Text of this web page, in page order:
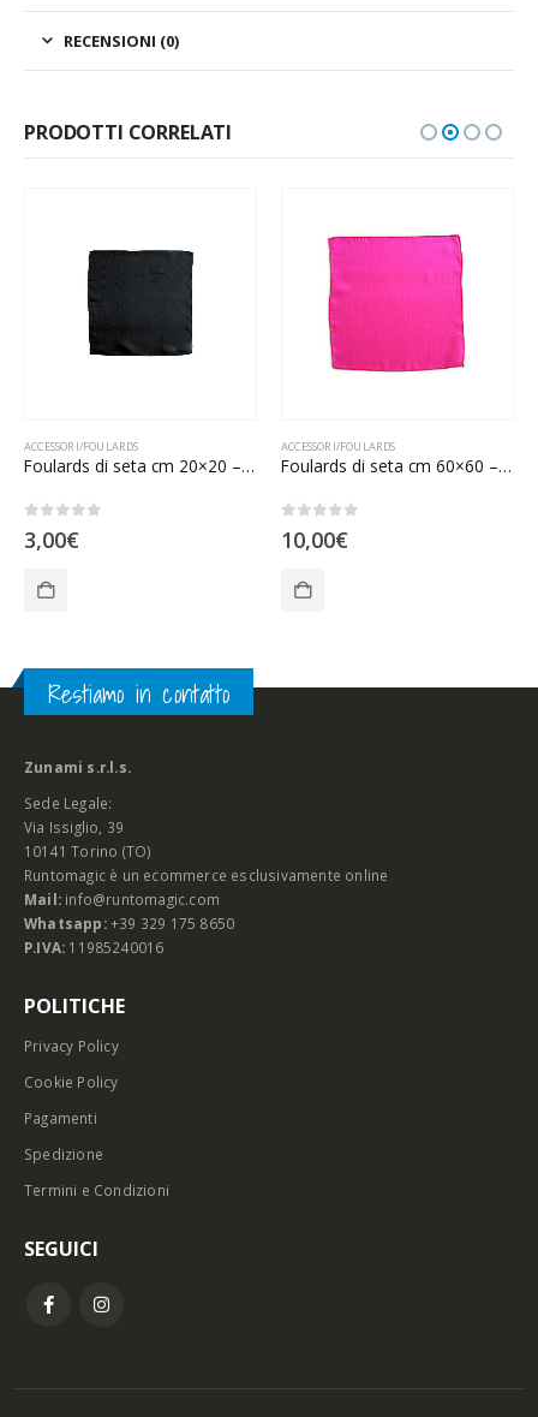
RECENSIONI (0)
PRODOTTI CORRELATI
ACCESSORI/FOULARDS
Foulards di seta cm 20×20 – Nero
3,00€
ACCESSORI/FOULARDS
Foulards di seta cm 60×60 – Fucsia
10,00€
Restiamo in contatto
Zunami s.r.l.s.
Sede Legale:
Via Issiglio, 39
10141 Torino (TO)
Runtomagic è un ecommerce esclusivamente online
Mail: info@runtomagic.com
Whatsapp: +39 329 175 8650
P.IVA: 11985240016
POLITICHE
Privacy Policy
Cookie Policy
Pagamenti
Spedizione
Termini e Condizioni
SEGUICI